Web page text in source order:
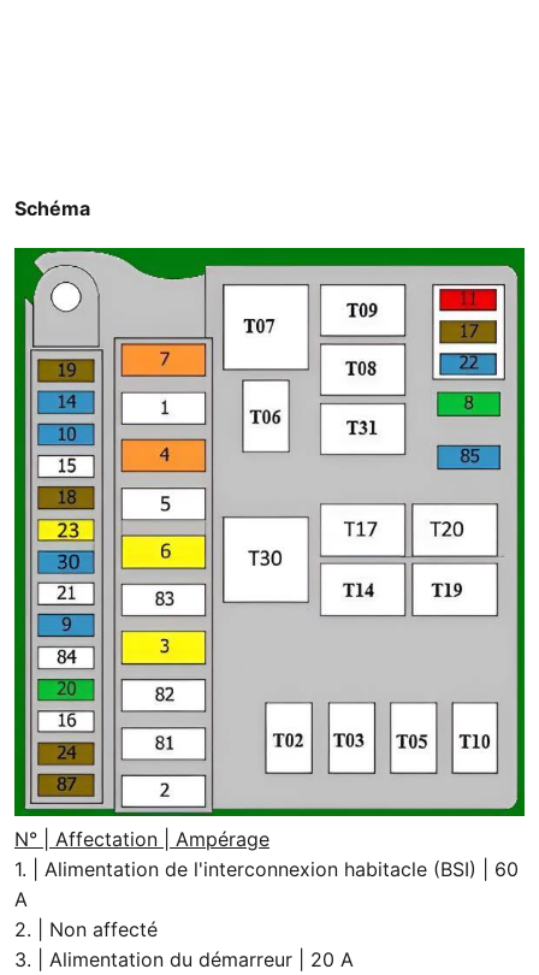
Schéma
N° | Affectation | Ampérage
1. | Alimentation de l'interconnexion habitacle (BSI) | 60
A
2. | Non affecté
3. | Alimentation du démarreur | 20 A